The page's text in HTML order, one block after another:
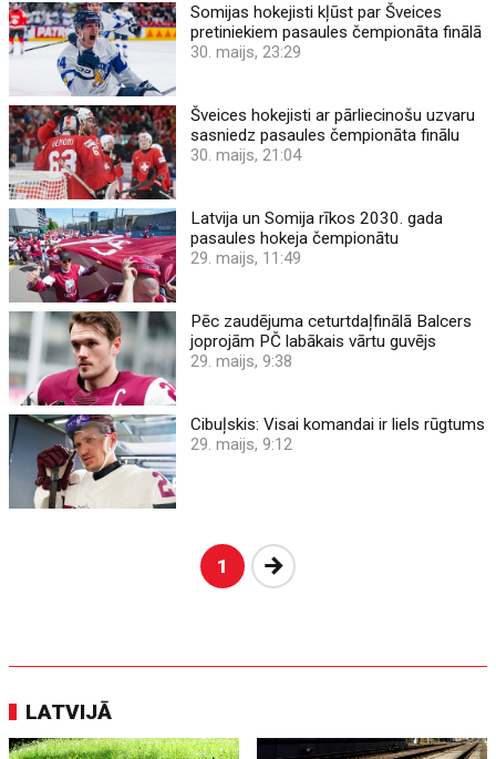
Somijas hokejisti kļūst par Šveices
pretiniekiem pasaules čempionāta finālā
30. maijs, 23:29
Šveices hokejisti ar pārliecinošu uzvaru
sasniedz pasaules čempionāta finālu
30. maijs, 21:04
Latvija un Somija rīkos 2030. gada
pasaules hokeja čempionātu
29. maijs, 11:49
Pēc zaudējuma ceturtdaļfinālā Balcers
joprojām PČ labākais vārtu guvējs
29. maijs, 9:38
Cibuļskis: Visai komandai ir liels rūgtums
29. maijs, 9:12
1 Nākošā
LATVIJĀ